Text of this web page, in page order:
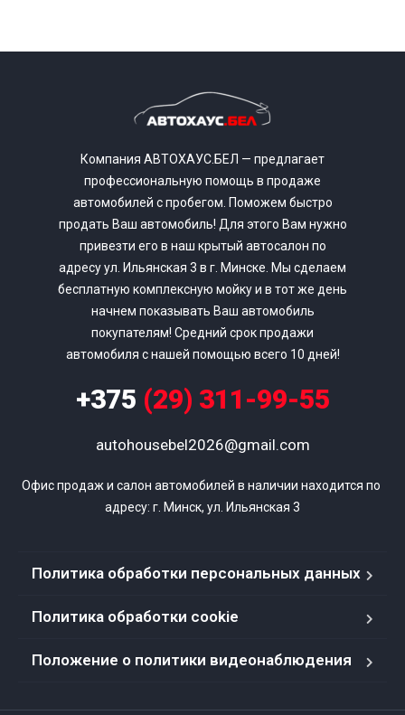
Компания АВТОХАУС.БЕЛ — предлагает
профессиональную помощь в продаже
автомобилей с пробегом. Поможем быстро
продать Ваш автомобиль! Для этого Вам нужно
привезти его в наш крытый автосалон по
адресу ул. Ильянская 3 в г. Минске. Мы сделаем
бесплатную комплексную мойку и в тот же день
начнем показывать Ваш автомобиль
покупателям! Средний срок продажи
автомобиля с нашей помощью всего 10 дней!
+375 (29) 311-99-55
autohousebel2026@gmail.com
Офис продаж и салон автомобилей в наличии находится по
адресу: г. Минск, ул. Ильянская 3
Политика обработки персональных данных
Политика обработки cookie
Положение о политики видеонаблюдения